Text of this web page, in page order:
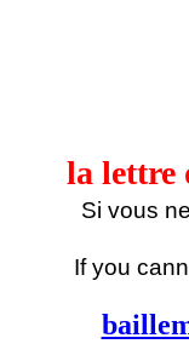
la
Si vous
If you